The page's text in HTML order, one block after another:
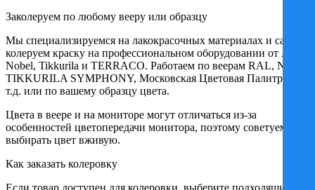
Заколеруем по любому вееру или образцу
Мы специализируемся на лакокрасочных материалах и сами
колеруем краску на профессиональном оборудовании от Akzo
Nobel, Tikkurila и TERRACO. Работаем по веерам RAL, NCS,
TIKKURILA SYMPHONY, Московская Цветовая Палитра и
т.д. или по вашему образцу цвета.
Цвета в веере и на мониторе могут отличаться из-за
особенностей цветопередачи монитора, поэтому советуем
выбирать цвет вживую.
Как заказать колеровку